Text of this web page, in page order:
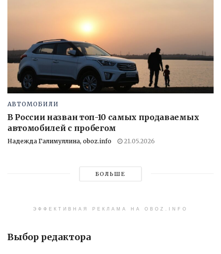
АВТОМОБИЛИ
В России назван топ-10 самых продаваемых
автомобилей с пробегом
Надежда Галимуллина, oboz.info 21.05.2026
БОЛЬШЕ
ЭФФЕКТИВНАЯ РЕКЛАМА НА OBOZ.INFO
Выбор редактора